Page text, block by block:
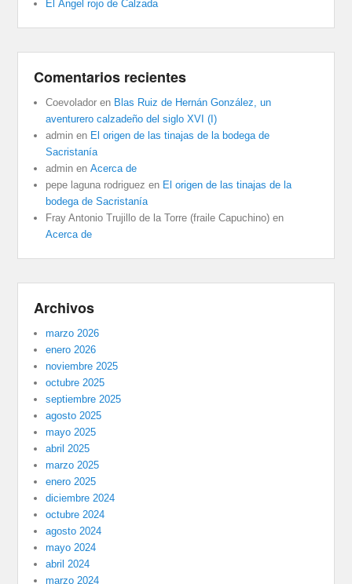
El Ángel rojo de Calzada
Comentarios recientes
Coevolador en Blas Ruiz de Hernán González, un
aventurero calzadeño del siglo XVI (I)
admin en El origen de las tinajas de la bodega de
Sacristanía
admin enAcerca de
pepe laguna rodriguez en El origen de las tinajas de la
bodega de Sacristanía
Fray Antonio Trujillo de la Torre (fraile Capuchino) en
Acerca de
Archivos
marzo 2026
enero 2026
noviembre 2025
octubre 2025
septiembre 2025
agosto 2025
mayo 2025
abril 2025
marzo 2025
enero 2025
diciembre 2024
octubre 2024
agosto 2024
mayo 2024
abril 2024
marzo 2024